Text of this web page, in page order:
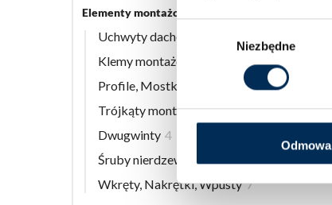
Niezbędne
Odmowa
Elementy montażowe
Uchwyty dachowe
Klemy montażowe
Profile, Mostki
Trójkąty montażowe 3
Dwugwinty 4
Śruby nierdzewne
Wkręty, Nakrętki, Wpusty 7